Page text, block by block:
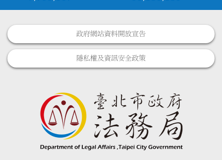
政府網站資料開放宣告
隱私權及資訊安全政策